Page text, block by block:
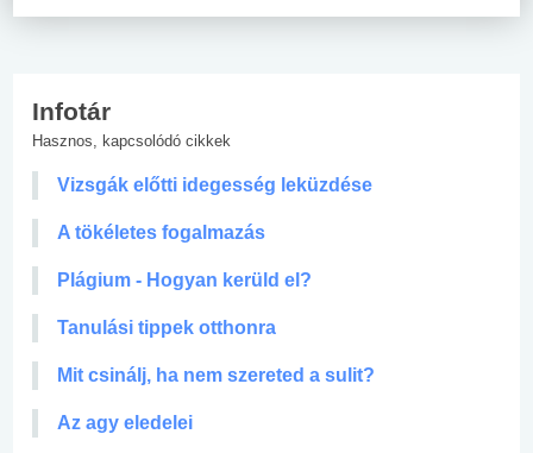
Infotár
Hasznos, kapcsolódó cikkek
Vizsgák előtti idegesség leküzdése
A tökéletes fogalmazás
Plágium - Hogyan kerüld el?
Tanulási tippek otthonra
Mit csinálj, ha nem szereted a sulit?
Az agy eledelei